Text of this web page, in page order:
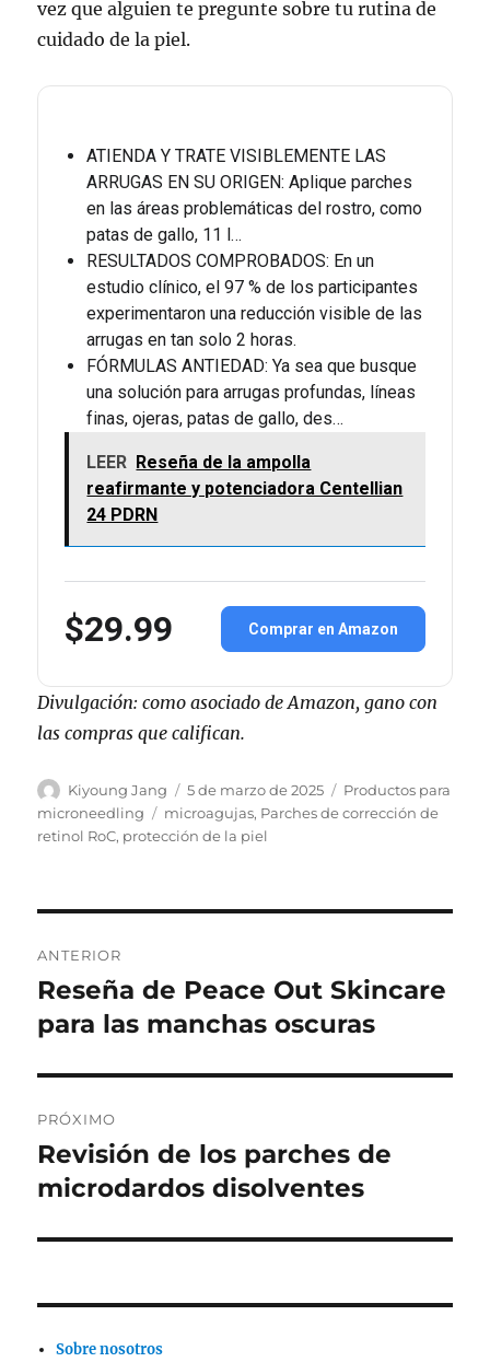
vez que alguien te pregunte sobre tu rutina de
cuidado de la piel.
ATIENDA Y TRATE VISIBLEMENTE LAS
ARRUGAS EN SU ORIGEN: Aplique parches
en las áreas problemáticas del rostro, como
patas de gallo, 11 l…
RESULTADOS COMPROBADOS: En un
estudio clínico, el 97 % de los participantes
experimentaron una reducción visible de las
arrugas en tan solo 2 horas.
FÓRMULAS ANTIEDAD: Ya sea que busque
una solución para arrugas profundas, líneas
finas, ojeras, patas de gallo, des…
LEER Reseña de la ampolla
reafirmante y potenciadora Centellian
24 PDRN
$29.99 Comprar en Amazon
Divulgación: como asociado de Amazon, gano con
las compras que califican.
Autor
Kiyoung Jang
Publicado
el
5 de marzo de 2025 Categorías
Productos para
microneedling
Etiquetas
microagujas, Parches de corrección de
retinol RoC, protección de la piel
de
entradas
ANTERIOR
Publicación
anterior:
Reseña de Peace Out Skincare
para las manchas oscuras
PRÓXIMO
Siguiente
publicación:
Revisión de los parches de
microdardos disolventes
Sobre nosotros